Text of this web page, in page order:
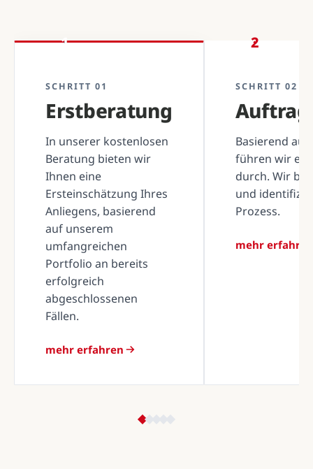
1
SCHRITT 01
Erstberatung
In unserer kostenlosen
Beratung bieten wir
Ihnen eine
Ersteinschätzung Ihres
Anliegens, basierend
auf unserem
umfangreichen
Portfolio an bereits
erfolgreich
abgeschlossenen
Fällen.
mehr erfahren
2
SCHRITT 02
Basierend
führen wir
durch. Wir
und
Prozess.
mehr erfahren